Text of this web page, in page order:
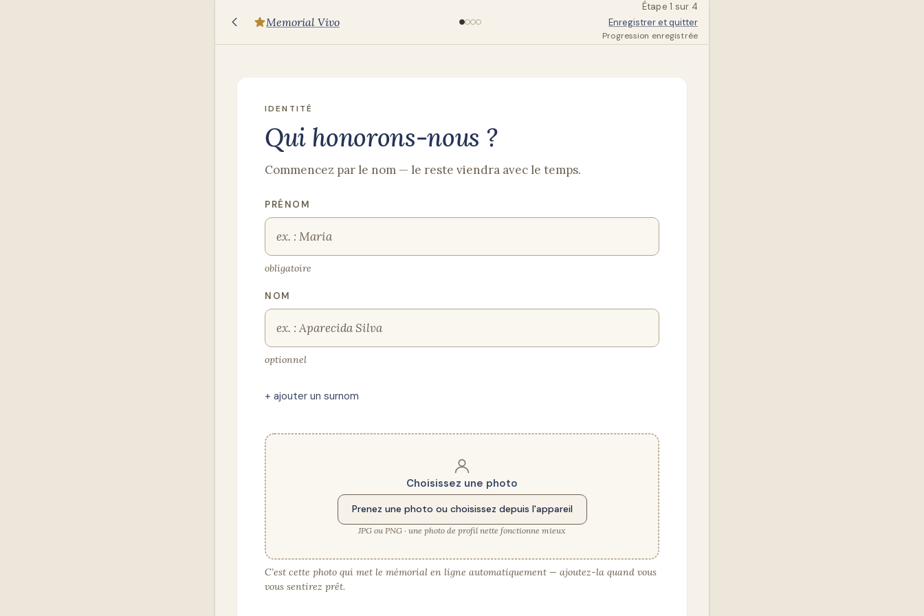
Memorial Vivo
Étape 1 sur 4
Enregistrer et quitter
Progression enregistrée
IDENTITÉ
Qui honorons-nous ?
Commencez par le nom — le reste viendra avec le temps.
PRÉNOM
obligatoire
NOM
optionnel
+ ajouter un surnom
Choisissez une photo
Prenez une photo ou choisissez depuis l'appareil
JPG ou PNG · une photo de profil nette fonctionne mieux
C’est cette photo qui met le mémorial en ligne automatiquement — ajoutez-la quand vous
vous sentirez prêt.